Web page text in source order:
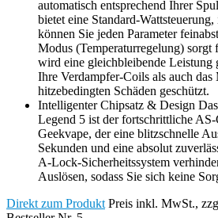
automatisch entsprechend Ihrer
bietet eine Standard-
können Sie jeden Parameter
Modus (Temperaturregelung) sorgt
wird eine gleichbleibende Leistung
Ihre Verdampfer-Coils als auch das
hitzebedingten Schäden geschützt.
Intelligenter Chipsatz & Design
Legend 5 ist der fortschrittliche
Geekvape, der eine blitzschnelle
Sekunden und eine absolut
A-Lock-Sicherheitssystem
Auslösen, sodass Sie sich keine
Direkt zum Produkt Preis inkl. MwSt.,